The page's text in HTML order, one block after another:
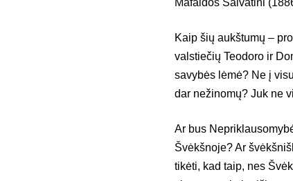
Kaip šių aukštumų –
valstiečių Teodoro ir
savybės lėmė? Ne į
dar nežinomų? Juk ne
Ar bus
Švėkšnoje? Ar
tikėti, kad taip, nes